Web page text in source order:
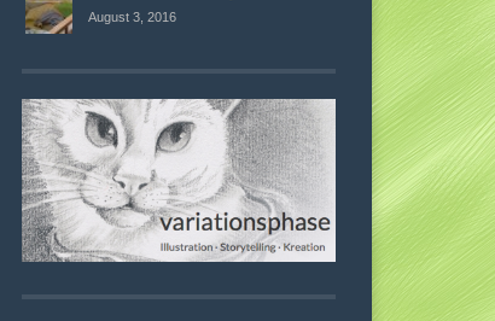
August 3, 2016